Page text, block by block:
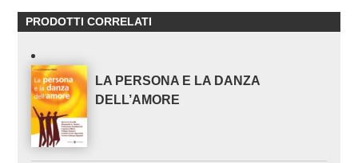
PRODOTTI CORRELATI
LA PERSONA E LA DANZA
DELL’AMORE